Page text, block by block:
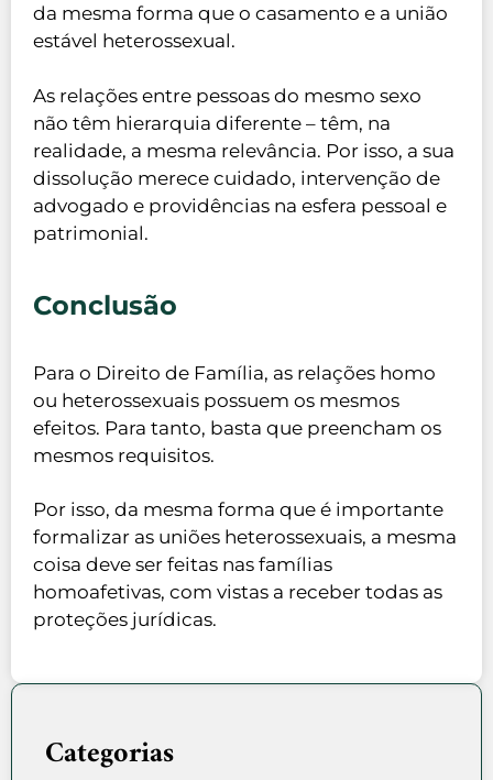
da mesma forma que o casamento e a união
estável heterossexual.
As relações entre pessoas do mesmo sexo
não têm hierarquia diferente – têm, na
realidade, a mesma relevância. Por isso, a sua
dissolução merece cuidado, intervenção de
advogado e providências na esfera pessoal e
patrimonial.
Conclusão
Para o Direito de Família, as relações homo
ou heterossexuais possuem os mesmos
efeitos. Para tanto, basta que preencham os
mesmos requisitos.
Por isso, da mesma forma que é importante
formalizar as uniões heterossexuais, a mesma
coisa deve ser feitas nas famílias
homoafetivas, com vistas a receber todas as
proteções jurídicas.
Categorias